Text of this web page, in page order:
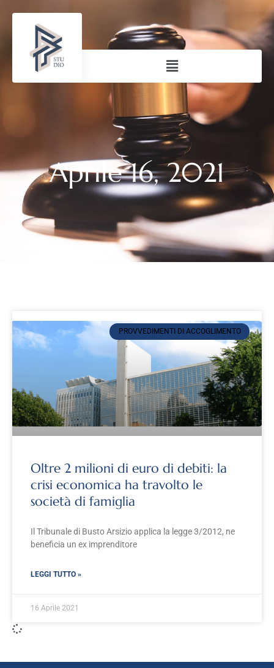
Aprile 16, 2021
PROVVEDIMENTI DI ACCOGLIMENTO
Oltre 2 milioni di euro di debiti: la
crisi economica ha travolto le
società di famiglia
Il Tribunale di Busto Arsizio applica la legge 3/2012, ne
beneficia un ex imprenditore
LEGGI TUTTO »
16 Aprile 2021